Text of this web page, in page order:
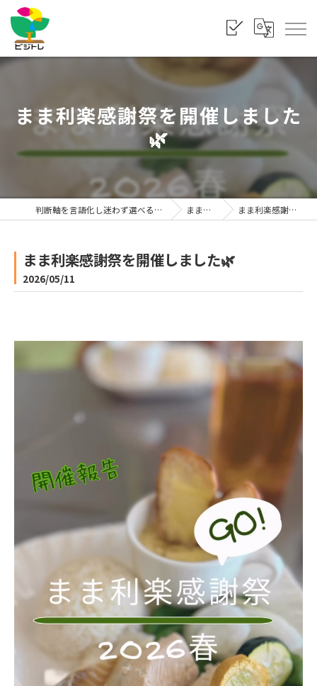
まま利楽感謝祭を開催しました
🌿
判断軸を言語化し迷わず選べる状態をつくる「株式会社ビジトレ」 まま利楽ブログ まま利楽感謝祭を開催しました🌿
まま利楽感謝祭を開催しました🌿
2026/05/11